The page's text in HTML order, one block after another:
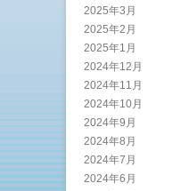
2025年3月
2025年2月
2025年1月
2024年12月
2024年11月
2024年10月
2024年9月
2024年8月
2024年7月
2024年6月